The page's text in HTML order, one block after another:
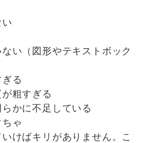
い（図形やテキストボック
る
粗すぎる
かに不足している
ゃ
けばキリがありません。こ